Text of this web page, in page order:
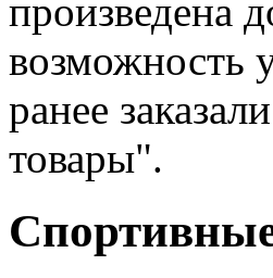
произведена
возможность
ранее
товары".